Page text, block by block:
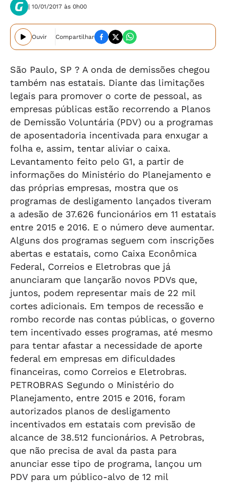
| 10/01/2017 às 0h00
Ouvir Compartilhar
São Paulo, SP ? A onda de demissões chegou
também nas estatais. Diante das limitações
legais para promover o corte de pessoal, as
empresas públicas estão recorrendo a Planos
de Demissão Voluntária (PDV) ou a programas
de aposentadoria incentivada para enxugar a
folha e, assim, tentar aliviar o caixa.
Levantamento feito pelo G1, a partir de
informações do Ministério do Planejamento e
das próprias empresas, mostra que os
programas de desligamento lançados tiveram
a adesão de 37.626 funcionários em 11 estatais
entre 2015 e 2016. E o número deve aumentar.
Alguns dos programas seguem com inscrições
abertas e estatais, como Caixa Econômica
Federal, Correios e Eletrobras que já
anunciaram que lançarão novos PDVs que,
juntos, podem representar mais de 22 mil
cortes adicionais. Em tempos de recessão e
rombo recorde nas contas públicas, o governo
tem incentivado esses programas, até mesmo
para tentar afastar a necessidade de aporte
federal em empresas em dificuldades
financeiras, como Correios e Eletrobras.
PETROBRAS Segundo o Ministério do
Planejamento, entre 2015 e 2016, foram
autorizados planos de desligamento
incentivados em estatais com previsão de
alcance de 38.512 funcionários. A Petrobras,
que não precisa de aval da pasta para
anunciar esse tipo de programa, lançou um
PDV para um público-alvo de 12 mil